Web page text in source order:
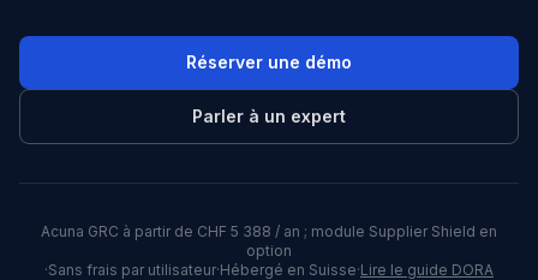
Réserver une démo
Parler à un expert
Acuna GRC à partir de CHF 5 388 / an ; module Supplier Shield en
option
·Sans frais par utilisateur·Hébergé en Suisse·Lire le guide DORA